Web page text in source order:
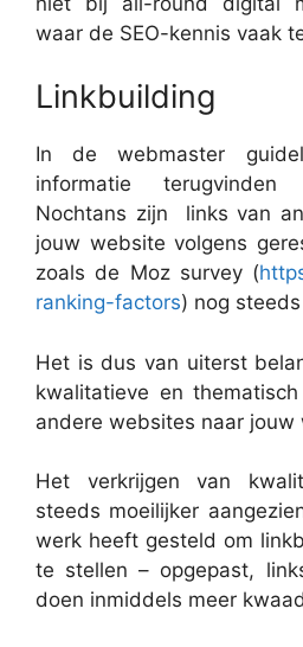
waar de SEO-kennis vaak
Linkbuilding
In de webmaster
informatie terugvinden
Nochtans zijn links van
jouw website volgens
zoals de Moz survey (
ranking-factors) nog
Het is dus van uiterst
kwalitatieve en
andere websites naar
Het verkrijgen van
steeds moeilijker
werk heeft gesteld om
te stellen – opgepast,
doen inmiddels meer